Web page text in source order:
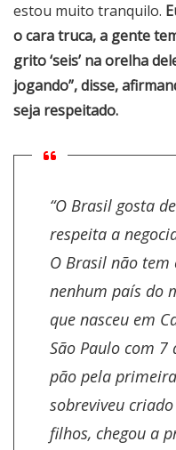
estou muito tranquilo.
o cara truca, a gente
grito ‘seis’ na orelha
jogando”, disse,
seja respeitado.
“O Brasil gosta
respeita a
O Brasil não tem
nenhum país do
que nasceu em
São Paulo com 7
pão pela
sobreviveu
filhos, chegou a